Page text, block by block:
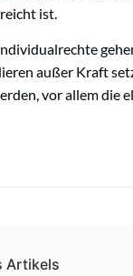
ist.
außer Kraft
vor allem die
Artikels